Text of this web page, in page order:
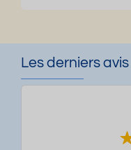
Les derniers avis